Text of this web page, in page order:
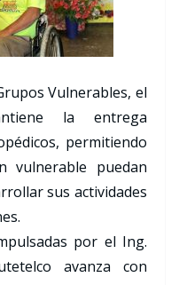
Vulnerables, el
la entrega
permitiendo
vulnerable puedan
sus actividades
por el Ing.
avanza con